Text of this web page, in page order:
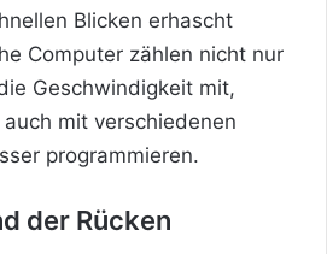
Blicken erhascht
Computer zählen nicht nur
Geschwindigkeit mit,
mit verschiedenen
programmieren.
der Rücken